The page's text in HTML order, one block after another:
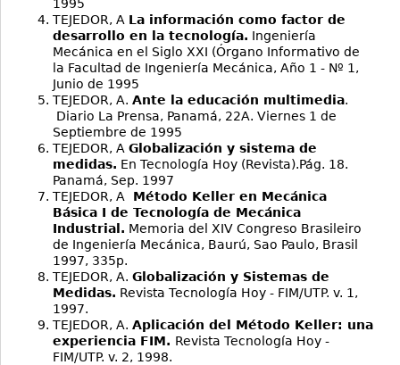
1995
TEJEDOR, A La información como factor de
desarrollo en la tecnología. Ingeniería
Mecánica en el Siglo XXI (Órgano Informativo de
la Facultad de Ingeniería Mecánica, Año 1 - Nº 1,
Junio de 1995
TEJEDOR, A. Ante la educación multimedia.
Diario La Prensa, Panamá, 22A. Viernes 1 de
Septiembre de 1995
TEJEDOR, A Globalización y sistema de
medidas. En Tecnología Hoy (Revista).Pág. 18.
Panamá, Sep. 1997
TEJEDOR, A
Método Keller en Mecánica
Básica I de Tecnología de Mecánica
Industrial. Memoria del XIV Congreso Brasileiro
de Ingeniería Mecánica, Baurú, Sao Paulo, Brasil
1997, 335p.
TEJEDOR, A. Globalización y Sistemas de
Medidas. Revista Tecnología Hoy - FIM/UTP. v. 1,
1997.
TEJEDOR, A. Aplicación del Método Keller: una
experiencia FIM. Revista Tecnología Hoy -
FIM/UTP. v. 2, 1998.